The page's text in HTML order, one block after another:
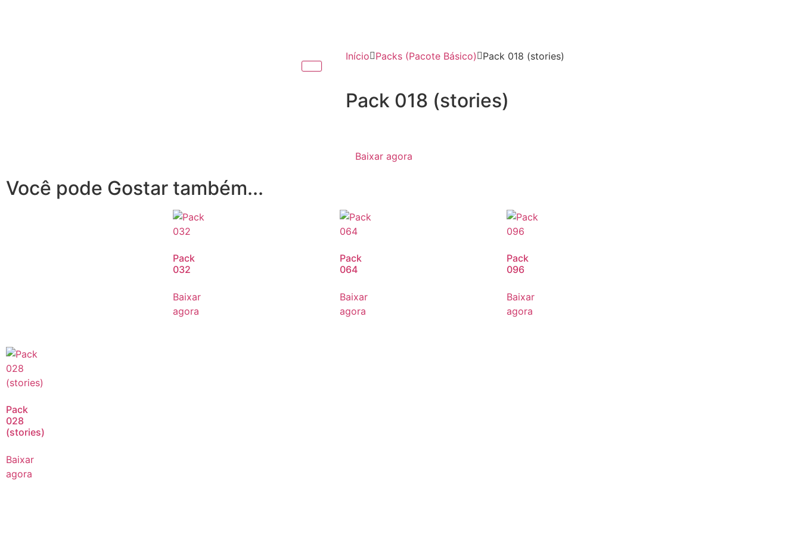
Início Packs (Pacote Básico) Pack 018 (stories)
Pack 018 (stories)
Baixar agora
Você pode Gostar também...
Pack
032
Baixar
agora
Pack
064
Baixar
agora
Pack
096
Baixar
agora
Pack
028
(stories)
Baixar
agora